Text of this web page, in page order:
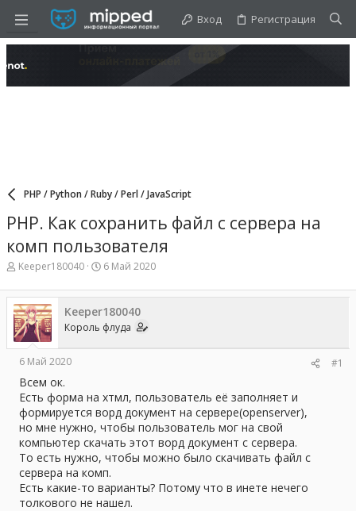
Вход Регистрация
PHP / Python / Ruby / Perl / JavaScript
PHP. Как сохранить файл с сервера на
комп пользователя
А
т
о
р
т
е
ы
Keeper180040
Д
т
н
а
6 Май 2020
Keeper180040
Король флуда
6 Май 2020 #1
Всем ок.
Есть форма на хтмл, пользователь её заполняет и
формируется ворд документ на сервере(openserver),
но мне нужно, чтобы пользователь мог на свой
компьютер скачать этот ворд документ с сервера.
То есть нужно, чтобы можно было скачивать файл с
сервера на комп.
Есть какие-то варианты? Потому что в инете нечего
толкового не нашел.